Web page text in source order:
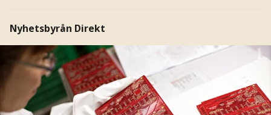
Nyhetsbyrån Direkt